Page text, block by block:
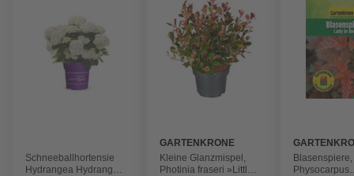
Schneeballhortensie
Hydrangea Hydrangea
GARTENKRONE
Kleine Glanzmispel,
Photinia fraseri »Little
Blasenspiere,
Physocarpus